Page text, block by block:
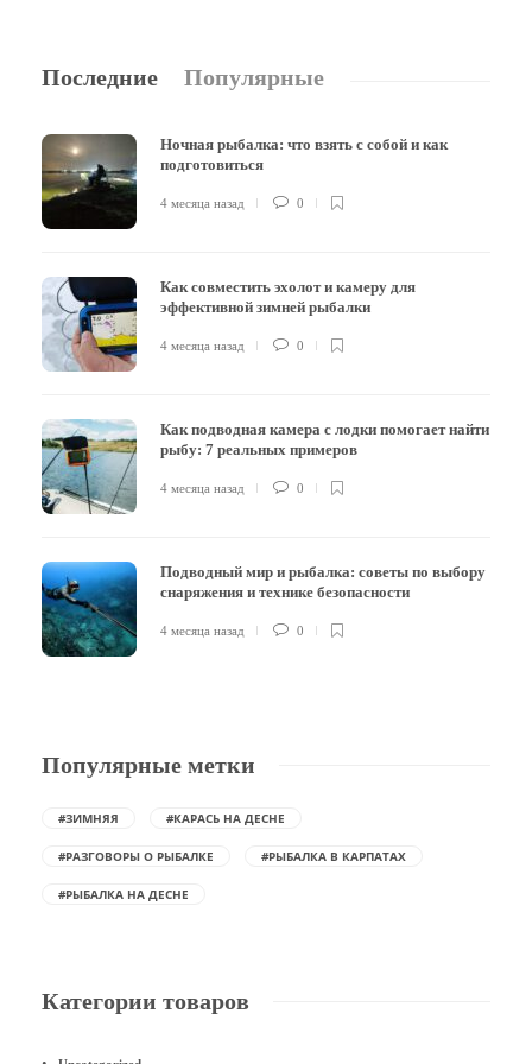
Последние Популярные
Ночная рыбалка: что взять с собой и как
подготовиться
4 месяца назад 0
Как совместить эхолот и камеру для
эффективной зимней рыбалки
4 месяца назад 0
Как подводная камера с лодки помогает найти
рыбу: 7 реальных примеров
4 месяца назад 0
Подводный мир и рыбалка: советы по выбору
снаряжения и технике безопасности
4 месяца назад 0
Популярные метки
#ЗИМНЯЯ #КАРАСЬ НА ДЕСНЕ
#РАЗГОВОРЫ О РЫБАЛКЕ #РЫБАЛКА В КАРПАТАХ
#РЫБАЛКА НА ДЕСНЕ
Категории товаров